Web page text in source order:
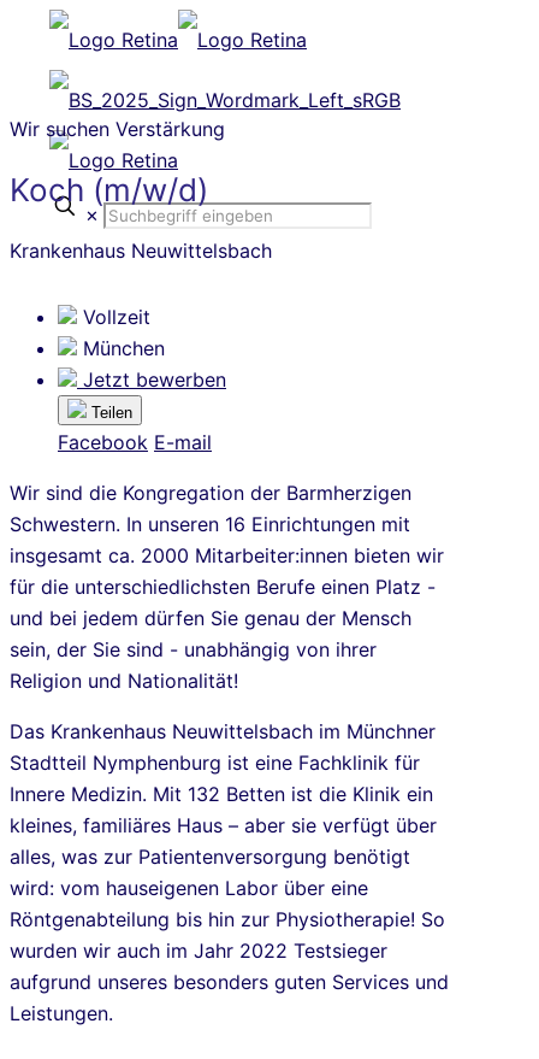
✕
Wir suchen Verstärkung
Koch (m/w/d)
Krankenhaus Neuwittelsbach
Vollzeit
München
Jetzt bewerben
Teilen
Facebook E-mail
Wir sind die Kongregation der Barmherzigen
Schwestern. In unseren 16 Einrichtungen mit
insgesamt ca. 2000 Mitarbeiter:innen bieten wir
für die unterschiedlichsten Berufe einen Platz -
und bei jedem dürfen Sie genau der Mensch
sein, der Sie sind - unabhängig von ihrer
Religion und Nationalität!
Das Krankenhaus Neuwittelsbach im Münchner
Stadtteil Nymphenburg ist eine Fachklinik für
Innere Medizin. Mit 132 Betten ist die Klinik ein
kleines, familiäres Haus – aber sie verfügt über
alles, was zur Patientenversorgung benötigt
wird: vom hauseigenen Labor über eine
Röntgenabteilung bis hin zur Physiotherapie! So
wurden wir auch im Jahr 2022 Testsieger
aufgrund unseres besonders guten Services und
Leistungen.